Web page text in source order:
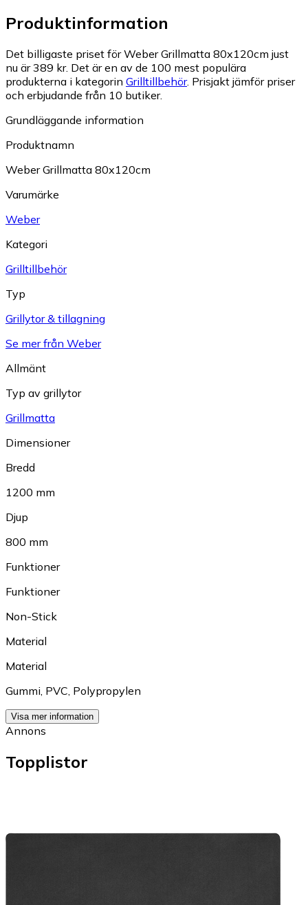
Produktinformation
Det billigaste priset för Weber Grillmatta 80x120cm just
nu är 389 kr. Det är en av de 100 mest populära
produkterna i kategorin Grilltillbehör. Prisjakt jämför priser
och erbjudande från 10 butiker.
Grundläggande information
Produktnamn
Weber Grillmatta 80x120cm
Varumärke
Weber
Kategori
Grilltillbehör
Typ
Grillytor & tillagning
Se mer från Weber
Allmänt
Typ av grillytor
Grillmatta
Dimensioner
Bredd
1200 mm
Djup
800 mm
Funktioner
Funktioner
Non-Stick
Material
Material
Gummi, PVC, Polypropylen
Visa mer information
Annons
Topplistor